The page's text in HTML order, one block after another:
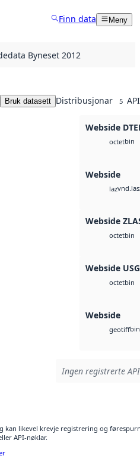
Finn data Meny
Byneset 2012
Bruk datasett Distribusjonar 5
Webside
octetbin
Webside
laz
Webside
octetbin
Webside
octetbin
Webside
geotiffbin
Ingen registrerte
kan likevel krevje registrering og
API-nøklar.